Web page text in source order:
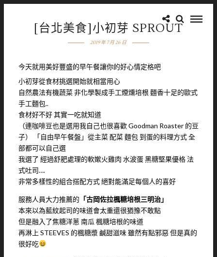
[台北美食]小初芽 SPROUT
2019 年 7 月 26 日
今天就用美好豐盛的早午餐讓你的好心情定格吧
小初芽從食材挑選開始就相當用心
自然農法有機蔬菜 非化學製成手工煙燻培根 麵香十足的歐式
手工麵包..
食材好不好 其實一吃就知道
（連咖啡豆也是選用我自己也很喜歡 Goodman Roaster 的豆
子） 「自由早午餐盤」從主菜 配菜 麵包 到蛋的料理方式 全
部都可以自己選
我選了 經過舒肥處理的軟嫰火雞肉 水波蛋 黑糖堅果優格 法
式吐司….
非常多樣性的組合搭配方式 絕對能滿足每個人的喜好
服務人員大力推薦的 「古岡佐拉楓糖培根三明治」
本來以為藍紋起司的味道會太重還很猶豫不敢點
但是融入了焦糖洋蔥 南瓜 楓糖培根的味道
再淋上 STEEVES 的楓糖漿 鹹甜滋味 雖然有點邪惡 但是真的
很好吃